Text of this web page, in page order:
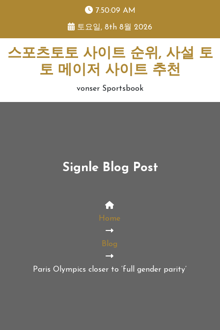
7:50:09 AM
토요일, 8th 8월 2026
스포츠토토 사이트 순위, 사설 토
토 메이저 사이트 추천
vonser Sportsbook
Signle Blog Post
Home
Blog
Paris Olympics closer to ‘full gender parity’